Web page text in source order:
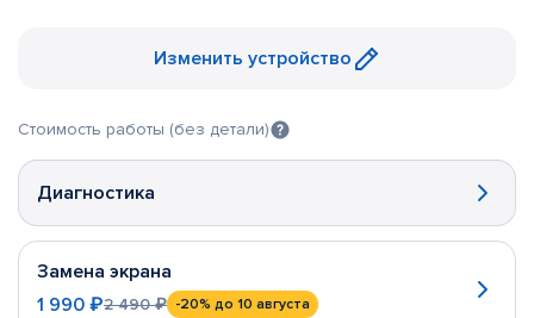
Изменить устройство
Стоимость работы (без детали)
Диагностика
Замена экрана
1 990 ₽2 490 ₽ -20% до 10 августа